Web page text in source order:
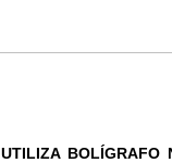
UTILIZA